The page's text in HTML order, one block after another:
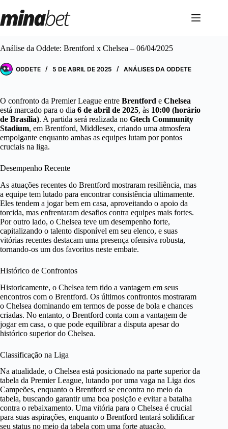
para
o
Análise da Oddete: Brentford x Chelsea – 06/04/2025
ODDETE 5 DE ABRIL DE 2025 ANÁLISES DA ODDETE
O confronto da Premier League entre Brentford e Chelsea
está marcado para o dia 6 de abril de 2025, às 10:00 (horário
de Brasília). A partida será realizada no Gtech Community
Stadium, em Brentford, Middlesex, criando uma atmosfera
empolgante enquanto ambas as equipes lutam por pontos
cruciais na liga.
Desempenho Recente
As atuações recentes do Brentford mostraram resiliência, mas
a equipe tem lutado para encontrar consistência ultimamente.
Eles tendem a jogar bem em casa, aproveitando o apoio da
torcida, mas enfrentaram desafios contra equipes mais fortes.
Por outro lado, o Chelsea teve um desempenho forte,
capitalizando o talento disponível em seu elenco, e suas
vitórias recentes destacam uma presença ofensiva robusta,
tornando-os um dos favoritos neste embate.
Histórico de Confrontos
Historicamente, o Chelsea tem tido a vantagem em seus
encontros com o Brentford. Os últimos confrontos mostraram
o Chelsea dominando em termos de posse de bola e chances
criadas. No entanto, o Brentford conta com a vantagem de
jogar em casa, o que pode equilibrar a disputa apesar do
histórico superior do Chelsea.
Classificação na Liga
Na atualidade, o Chelsea está posicionado na parte superior da
tabela da Premier League, lutando por uma vaga na Liga dos
Campeões, enquanto o Brentford se encontra no meio da
tabela, buscando garantir uma boa posição e evitar a batalha
contra o rebaixamento. Uma vitória para o Chelsea é crucial
para suas aspirações, enquanto o Brentford tentará solidificar
seu status no meio da tabela com uma forte atuação.